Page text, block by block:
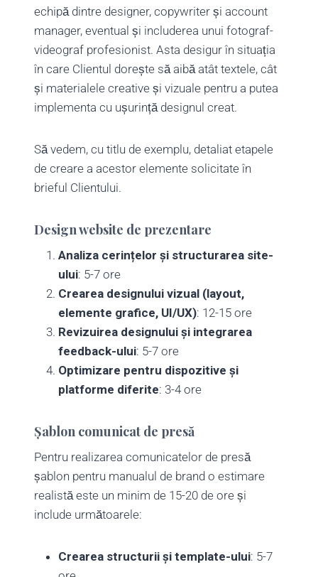
echipă dintre designer, copywriter și account
manager, eventual și includerea unui fotograf-
videograf profesionist. Asta desigur în situația
în care Clientul dorește să aibă atât textele, cât
și materialele creative și vizuale pentru a putea
implementa cu ușurință designul creat.
Să vedem, cu titlu de exemplu, detaliat etapele
de creare a acestor elemente solicitate în
brieful Clientului.
Design website de prezentare
Analiza cerințelor și structurarea site-
ului: 5-7 ore
Crearea designului vizual (layout,
elemente grafice, UI/UX): 12-15 ore
Revizuirea designului și integrarea
feedback-ului: 5-7 ore
Optimizare pentru dispozitive și
platforme diferite: 3-4 ore
Șablon comunicat de presă
Pentru realizarea comunicatelor de presă
șablon pentru manualul de brand o estimare
realistă este un minim de 15-20 de ore și
include următoarele:
Crearea structurii și template-ului: 5-7